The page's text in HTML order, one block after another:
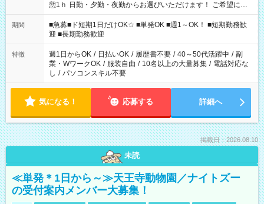
憩1ｈ 日勤・夕勤・夜勤からお選びいただけます！ ご希望に合
わせて働けるお仕事です(*^^*) 【その他選べる勤務時間】 8-17
時/9-17時/9-18時/10-18時/11-21時/18-22時/20-翌4時/21-翌5
時/22-翌6時/0-翌8時 ご自身のご都合で選んで頂ける完全自由シ
フト！
期間
■急募■ド短期1日だけOK☆ ■単発OK ■週1～OK！ ■短期勤務歓
迎 ■長期勤務歓迎
特徴 週1日からOK / 日払いOK / 履歴書不要 / 40～50代活躍中 / 副
業・WワークOK / 服装自由 / 10名以上の大量募集 / 電話対応な
し / パソコンスキル不要
気になる！ 応募する 詳細へ
掲載日：2026.08.10
未読
≪単発＊1日から～≫天王寺動物園／ナイトズー
の受付案内メンバー大募集！